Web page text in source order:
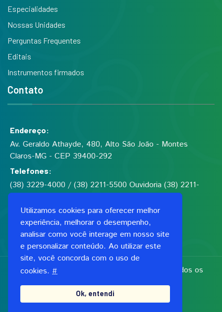
Utilizamos cookies para oferecer melhor
experiência, melhorar o desempenho,
analisar como você interage em nosso site
e personalizar conteúdo. Ao utilizar este
site, você concorda com o uso de
cookies. #
Ok, entendi
Especialidades
Nossas Unidades
Perguntas Frequentes
Editais
Instrumentos firmados
Contato
Endereço:
Av. Geraldo Athayde, 480, Alto São João - Montes
Claros-MG - CEP 39400-292
Telefones:
(38) 3229-4000 / (38) 2211-5500 Ouvidoria (38) 2211-
5555
Fundação de Saúde Dilson de Quadros Godinho
CNPJ: 00.991.591/0001-06
Copyright 2026, Fundação Dilson Godinho. Todos os
direitos reservados